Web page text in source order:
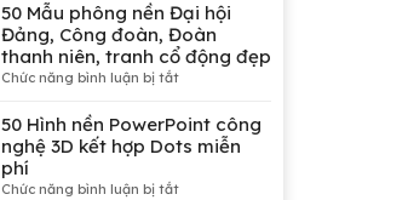
50 Mẫu phông nền Đại hội
Đảng, Công đoàn, Đoàn
thanh niên, tranh cổ động đẹp
Chức năng bình luận bị tắtở
Mẫu
phông
50 Hình nền PowerPoint công
nghệ 3D kết hợp Dots miễn
phí
Chức năng bình luận bị tắtở